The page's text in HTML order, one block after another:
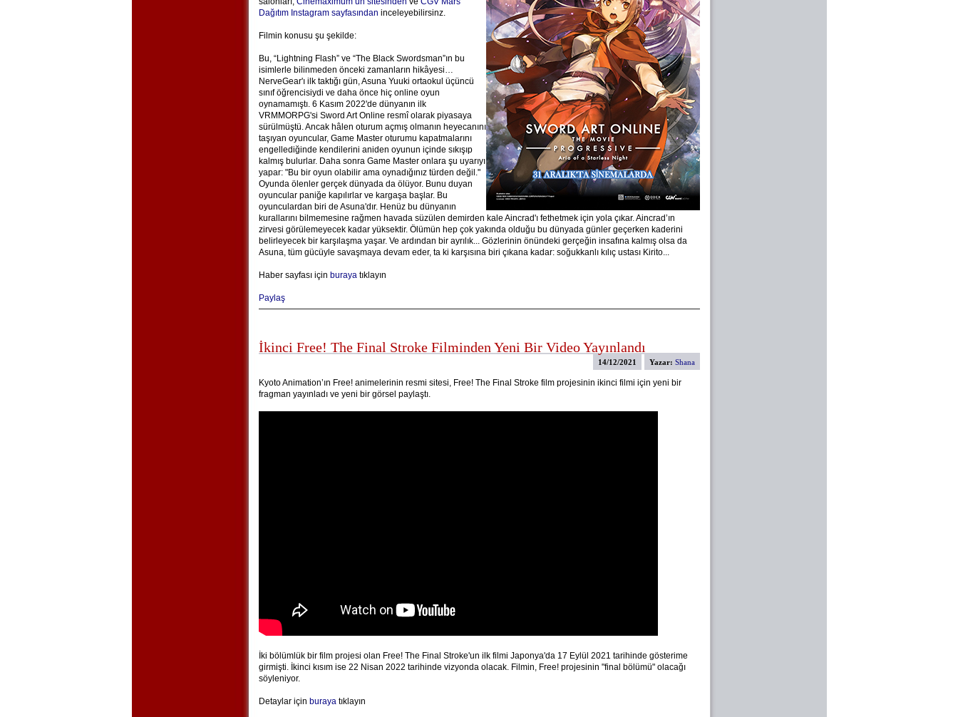
Dağıtım Instagram sayfasından inceleyebilirsinz.
Filmin konusu şu şekilde:
Bu, “Lightning Flash” ve “The Black Swordsman”ın bu
isimlerle bilinmeden önceki zamanların hikâyesi…
NerveGear'ı ilk taktığı gün, Asuna Yuuki ortaokul üçüncü
sınıf öğrencisiydi ve daha önce hiç online oyun
oynamamıştı. 6 Kasım 2022'de dünyanın ilk
VRMMORPG'si Sword Art Online resmî olarak piyasaya
sürülmüştü. Ancak hâlen oturum açmış olmanın heyecanını
taşıyan oyuncular, Game Master oturumu kapatmalarını
engellediğinde kendilerini aniden oyunun içinde sıkışıp
kalmış bulurlar. Daha sonra Game Master onlara şu uyarıyı
yapar: "Bu bir oyun olabilir ama oynadığınız türden değil."
Oyunda ölenler gerçek dünyada da ölüyor. Bunu duyan
oyuncular paniğe kapılırlar ve kargaşa başlar. Bu
oyunculardan biri de Asuna'dır. Henüz bu dünyanın
kurallarını bilmemesine rağmen havada süzülen demirden kale Aincrad'ı fethetmek için yola çıkar. Aincrad’ın
zirvesi görülemeyecek kadar yüksektir. Ölümün hep çok yakında olduğu bu dünyada günler geçerken kaderini
belirleyecek bir karşılaşma yaşar. Ve ardından bir ayrılık... Gözlerinin önündeki gerçeğin insafına kalmış olsa da
Asuna, tüm gücüyle savaşmaya devam eder, ta ki karşısına biri çıkana kadar: soğukkanlı kılıç ustası Kirito...
Haber sayfası için burayatıklayın
Paylaş
İkinci Free! The Final Stroke Filminden Yeni Bir Video Yayınlandı
Yazar: Shana
14/12/2021
Kyoto Animation’ın Free! animelerinin resmi sitesi, Free! The Final Stroke film projesinin ikinci filmi için yeni bir
fragman yayınladı ve yeni bir görsel paylaştı.
İki bölümlük bir film projesi olan Free! The Final Stroke'un ilk filmi Japonya'da 17 Eylül 2021 tarihinde gösterime
girmişti. İkinci kısım ise 22 Nisan 2022 tarihinde vizyonda olacak. Filmin, Free! projesinin "final bölümü" olacağı
söyleniyor.
Detaylar için burayatıklayın